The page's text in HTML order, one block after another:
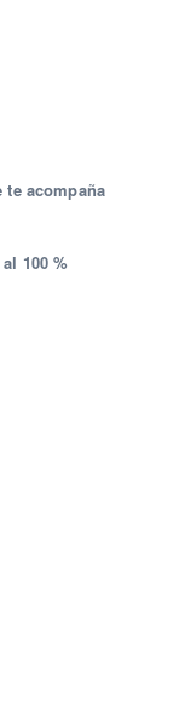
te acompaña
100 %